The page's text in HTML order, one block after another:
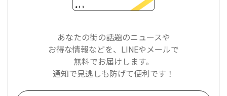
あなたの街の話題のニュースや
お得な情報などを、LINEやメールで
無料でお届けします。
通知で見逃しも防げて便利です！